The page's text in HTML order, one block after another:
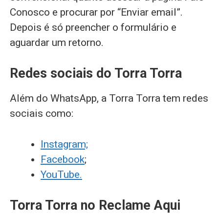
Conosco e procurar por “Enviar email”.
Depois é só preencher o formulário e
aguardar um retorno.
Redes sociais do Torra Torra
Além do WhatsApp, a Torra Torra tem redes
sociais como:
Instagram;
Facebook;
YouTube.
Torra Torra no Reclame Aqui